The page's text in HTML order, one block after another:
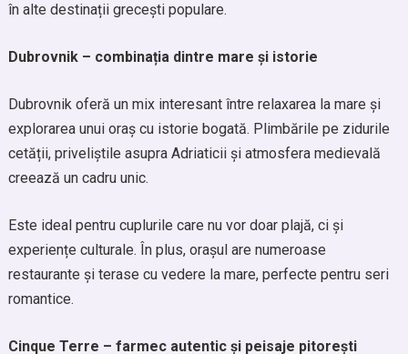
în alte destinații grecești populare.
Dubrovnik – combinația dintre mare și istorie
Dubrovnik oferă un mix interesant între relaxarea la mare și
explorarea unui oraș cu istorie bogată. Plimbările pe zidurile
cetății, priveliștile asupra Adriaticii și atmosfera medievală
creează un cadru unic.
Este ideal pentru cuplurile care nu vor doar plajă, ci și
experiențe culturale. În plus, orașul are numeroase
restaurante și terase cu vedere la mare, perfecte pentru seri
romantice.
Cinque Terre – farmec autentic și peisaje pitorești